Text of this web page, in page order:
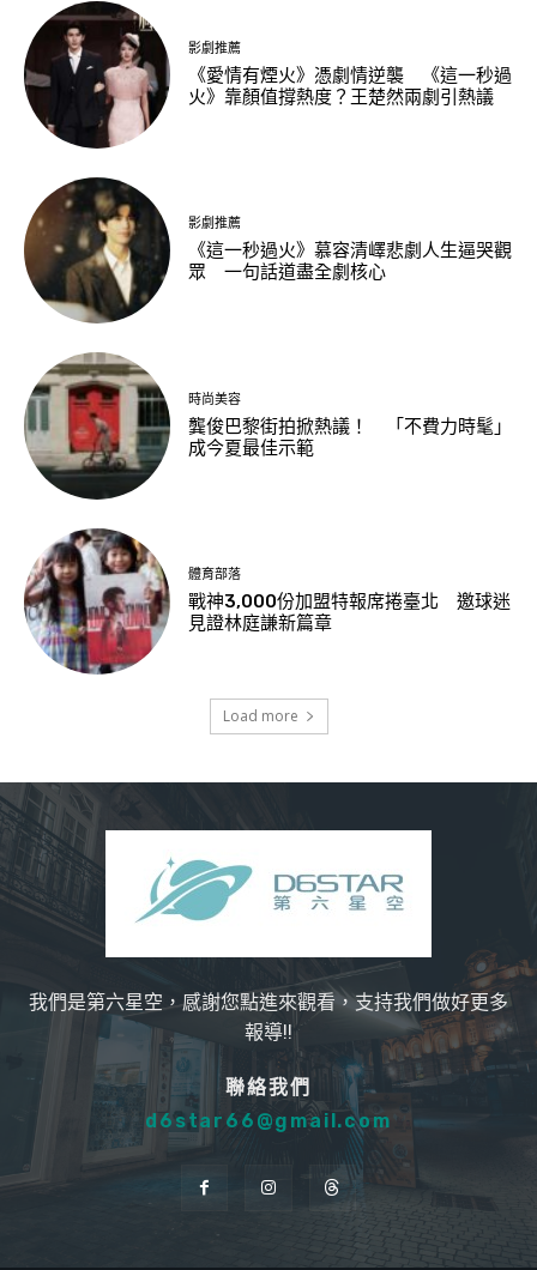
影劇推薦
《愛情有煙火》憑劇情逆襲 《這一秒過
火》靠顏值撐熱度？王楚然兩劇引熱議
影劇推薦
《這一秒過火》慕容清嶧悲劇人生逼哭觀
眾 一句話道盡全劇核心
時尚美容
龔俊巴黎街拍掀熱議！ 「不費力時髦」
成今夏最佳示範
體育部落
戰神3,000份加盟特報席捲臺北 邀球迷
見證林庭謙新篇章
Load more
我們是第六星空，感謝您點進來觀看，支持我們做好更多
報導!!
聯絡我們
d6star66@gmail.com